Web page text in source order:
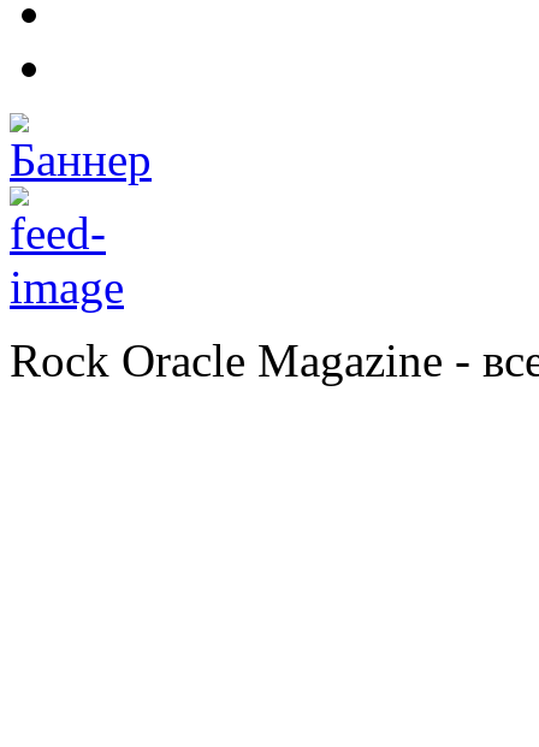
Rock Oracle Magazine -